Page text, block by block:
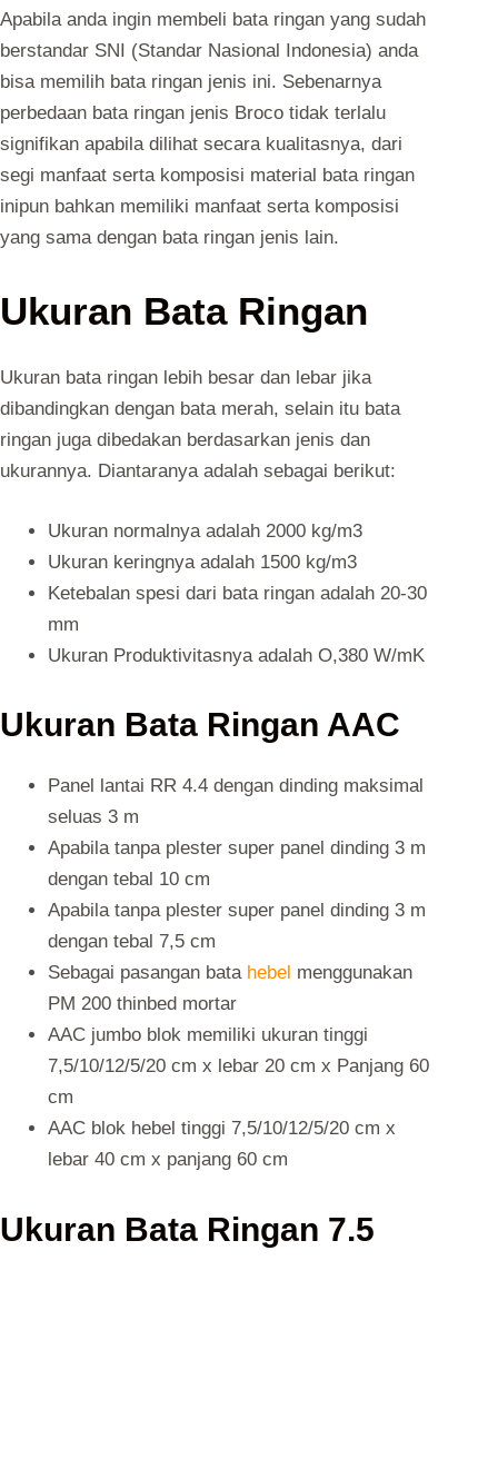
Apabila anda ingin membeli bata ringan yang sudah
berstandar SNI (Standar Nasional Indonesia) anda
bisa memilih bata ringan jenis ini. Sebenarnya
perbedaan bata ringan jenis Broco tidak terlalu
signifikan apabila dilihat secara kualitasnya, dari
segi manfaat serta komposisi material bata ringan
inipun bahkan memiliki manfaat serta komposisi
yang sama dengan bata ringan jenis lain.
Ukuran Bata Ringan
Ukuran bata ringan lebih besar dan lebar jika
dibandingkan dengan bata merah, selain itu bata
ringan juga dibedakan berdasarkan jenis dan
ukurannya. Diantaranya adalah sebagai berikut:
Ukuran normalnya adalah 2000 kg/m3
Ukuran keringnya adalah 1500 kg/m3
Ketebalan spesi dari bata ringan adalah 20-30
mm
Ukuran Produktivitasnya adalah O,380 W/mK
Ukuran Bata Ringan AAC
Panel lantai RR 4.4 dengan dinding maksimal
seluas 3 m
Apabila tanpa plester super panel dinding 3 m
dengan tebal 10 cm
Apabila tanpa plester super panel dinding 3 m
dengan tebal 7,5 cm
Sebagai pasangan bata hebel menggunakan
PM 200 thinbed mortar
AAC jumbo blok memiliki ukuran tinggi
7,5/10/12/5/20 cm x lebar 20 cm x Panjang 60
cm
AAC blok hebel tinggi 7,5/10/12/5/20 cm x
lebar 40 cm x panjang 60 cm
Ukuran Bata Ringan 7.5